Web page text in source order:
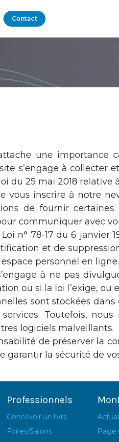
Contact
attache une
s’engage à collecter
du 25 mai 2018 relative
vous inscrire à notre
de fournir
communiquer avec
n° 78-17 du 6 janvier
et de
personnel en ligne.
à ne pas
ou si la loi l’exige,
sont stockées
Toutefois,
logiciels malveillants.
de préserver la
garantir la sécurité de
Professionnels
Concevoir un livre
Foires/Salons
Page